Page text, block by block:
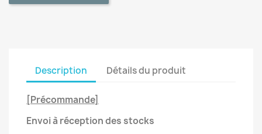
Description Détails du produit
[Précommande]
Envoi à réception des stocks